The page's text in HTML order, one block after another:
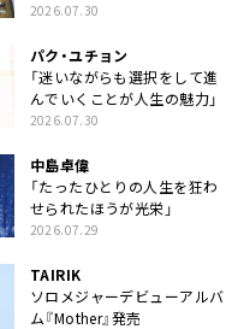
2026.07.30
パク・ユチョン
「迷いながらも選択をして進
んでいくことが人生の魅力」
2026.07.30
中島卓偉
「たったひとりの人生を狂わ
せられたほうが光栄」
2026.07.29
TAIRIK
ソロメジャーデビューアルバ
ム『Mother』発売